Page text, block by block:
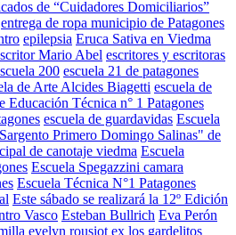
de “Cuidadores Domiciliarios”
entrega de ropa municipio de Patagones
epilepsia Eruca Sativa en Viedma
Mario Abel escritores y escritoras
200 escuela 21 de patagones
de Arte Alcides Biagetti escuela de
Educación Técnica n° 1 Patagones
escuela de guardavidas Escuela
Primero Domingo Salinas" de
de canotaje viedma Escuela
Escuela Spegazzini camara
Escuela Técnica N°1 Patagones
Este sábado se realizará la 12º Edición
Vasco Esteban Bullrich Eva Perón
evelyn rousiot ex los gardelitos